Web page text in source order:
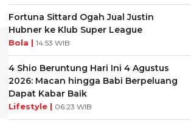
Fortuna Sittard Ogah Jual Justin
Hubner ke Klub Super League
Bola | 14:53 WIB
4 Shio Beruntung Hari Ini 4 Agustus
2026: Macan hingga Babi Berpeluang
Dapat Kabar Baik
Lifestyle | 06:23 WIB